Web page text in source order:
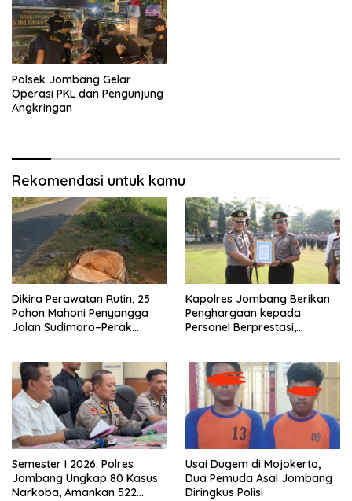
Polsek Jombang Gelar
Operasi PKL dan Pengunjung
Angkringan
Rekomendasi untuk kamu
Dikira Perawatan Rutin, 25
Pohon Mahoni Penyangga
Jalan Sudimoro–Perak
Kapolres Jombang Berikan
Penghargaan kepada
Personel Berprestasi,
Pengamanan Muktamar NU
ke-35
Semester I 2026: Polres
Jombang Ungkap 80 Kasus
Narkoba, Amankan 522
Usai Dugem di Mojokerto,
Dua Pemuda Asal Jombang
Diringkus Polisi